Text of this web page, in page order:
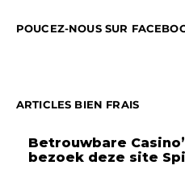
POUCEZ-NOUS SUR
ARTICLES BIEN FRAIS
Betrouwbare
bezoek deze site